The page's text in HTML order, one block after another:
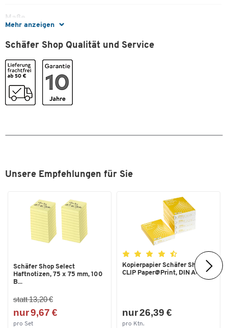
Mehr anzeigen
Maße
Schäfer Shop Qualität und Service
Unsere Empfehlungen für Sie
Schäfer Shop Select
Haftnotizen, 75 x 75 mm, 100
B...
statt 13,20 €
nur 9,67 €
pro Set
Kopierpapier Schäfer Shop
CLIP Paper@Print, DIN A4...
nur 26,39 €
pro Ktn.